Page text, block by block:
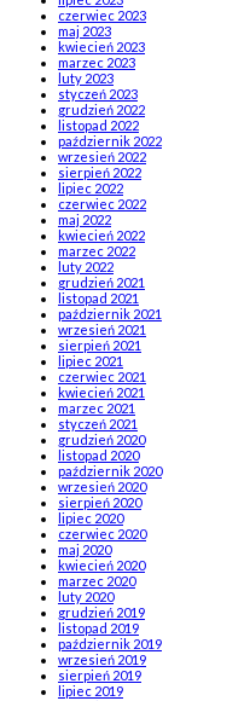
czerwiec 2023
maj 2023
kwiecień 2023
marzec 2023
luty 2023
styczeń 2023
grudzień 2022
listopad 2022
październik 2022
wrzesień 2022
sierpień 2022
lipiec 2022
czerwiec 2022
maj 2022
kwiecień 2022
marzec 2022
luty 2022
grudzień 2021
listopad 2021
październik 2021
wrzesień 2021
sierpień 2021
lipiec 2021
czerwiec 2021
kwiecień 2021
marzec 2021
styczeń 2021
grudzień 2020
listopad 2020
październik 2020
wrzesień 2020
sierpień 2020
lipiec 2020
czerwiec 2020
maj 2020
kwiecień 2020
marzec 2020
luty 2020
grudzień 2019
listopad 2019
październik 2019
wrzesień 2019
sierpień 2019
lipiec 2019